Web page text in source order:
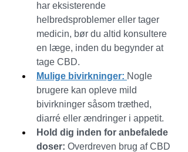
har eksisterende
helbredsproblemer eller tager
medicin, bør du altid konsultere
en læge, inden du begynder at
tage CBD.
Mulige bivirkninger: Nogle
brugere kan opleve mild
bivirkninger såsom træthed,
diarré eller ændringer i appetit.
Hold dig inden for anbefalede
doser: Overdreven brug af CBD